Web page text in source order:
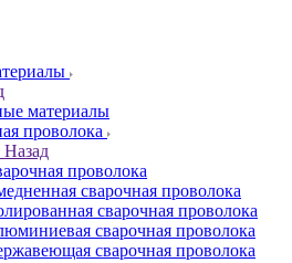
материалы
проволока
Назад
проволока
сварочная проволока
сварочная проволока
сварочная проволока
сварочная проволока